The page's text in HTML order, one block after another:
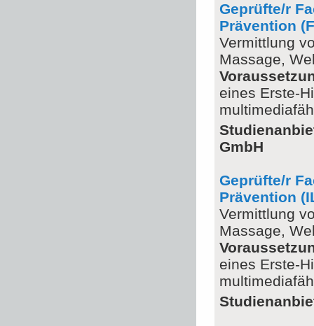
Geprüfte/r
Prävention
Vermittlung
Massage,
eines Erste-
GmbH
Geprüfte/r
Prävention
Vermittlung
Massage,
eines Erste-